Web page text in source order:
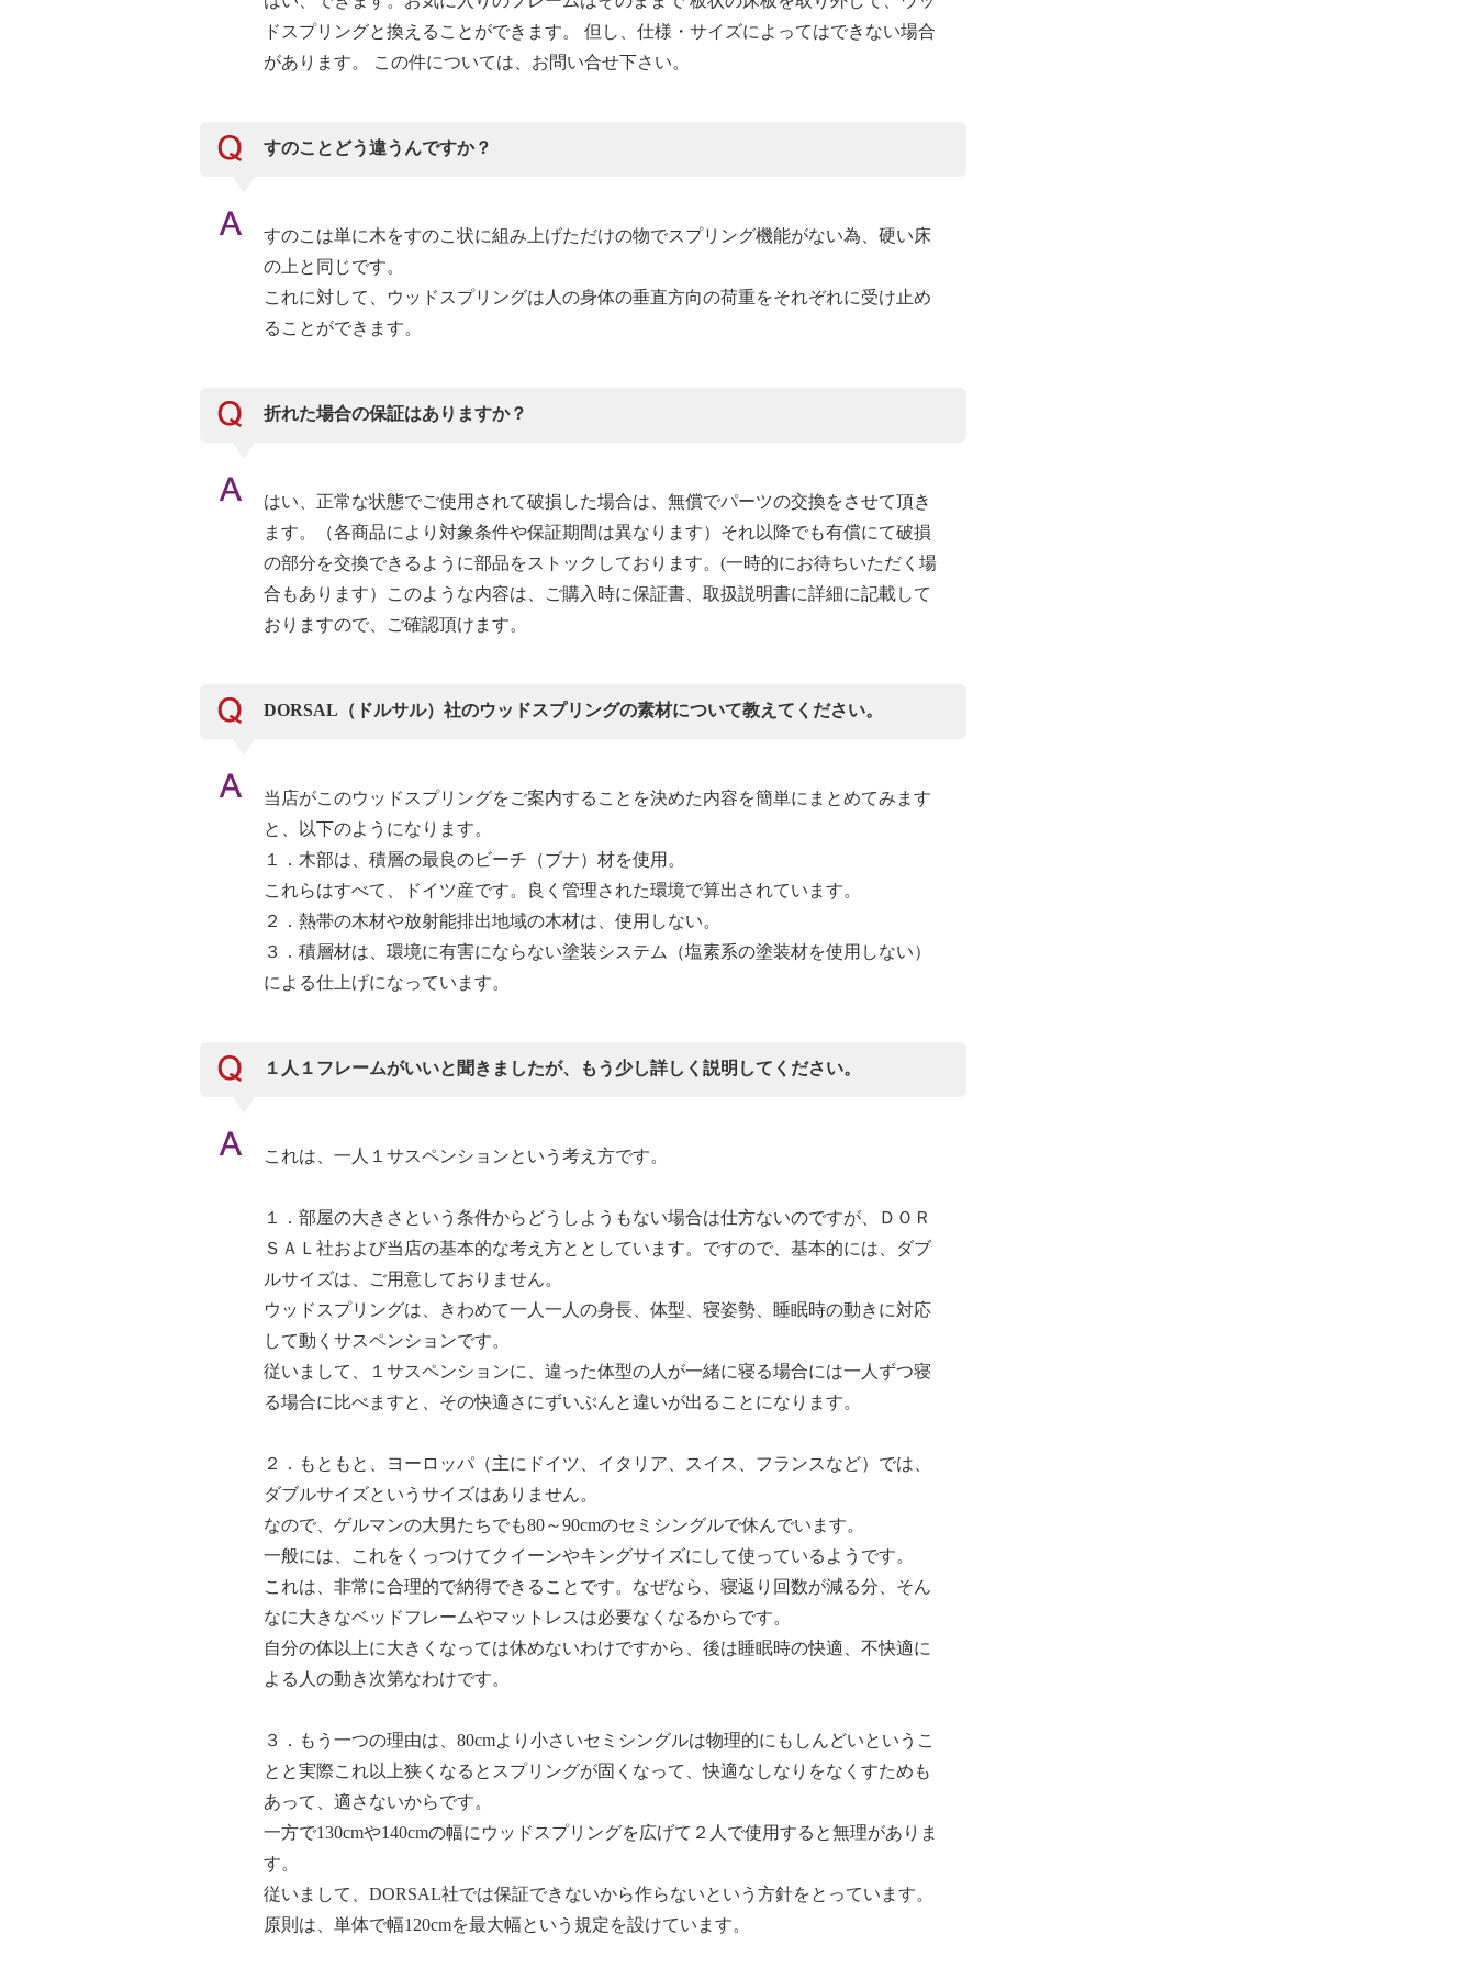
ドスプリングと換えることができます。 但し、仕様・サイズによってはできない場合
があります。 この件については、お問い合せ下さい。
すのことどう違うんですか？
すのこは単に木をすのこ状に組み上げただけの物でスプリング機能がない為、硬い床
の上と同じです。
これに対して、ウッドスプリングは人の身体の垂直方向の荷重をそれぞれに受け止め
ることができます。
折れた場合の保証はありますか？
はい、正常な状態でご使用されて破損した場合は、無償でパーツの交換をさせて頂き
ます。（各商品により対象条件や保証期間は異なります）それ以降でも有償にて破損
の部分を交換できるように部品をストックしております。(一時的にお待ちいただく場
合もあります）このような内容は、ご購入時に保証書、取扱説明書に詳細に記載して
おりますので、ご確認頂けます。
DORSAL（ドルサル）社のウッドスプリングの素材について教えてください。
当店がこのウッドスプリングをご案内することを決めた内容を簡単にまとめてみます
と、以下のようになります。
１．木部は、積層の最良のビーチ（ブナ）材を使用。
これらはすべて、ドイツ産です。良く管理された環境で算出されています。
２．熱帯の木材や放射能排出地域の木材は、使用しない。
３．積層材は、環境に有害にならない塗装システム（塩素系の塗装材を使用しない）
による仕上げになっています。
１人１フレームがいいと聞きましたが、もう少し詳しく説明してください。
これは、一人１サスペンションという考え方です。
１．部屋の大きさという条件からどうしようもない場合は仕方ないのですが、ＤＯＲ
ＳＡＬ社および当店の基本的な考え方ととしています。ですので、基本的には、ダブ
ルサイズは、ご用意しておりません。
ウッドスプリングは、きわめて一人一人の身長、体型、寝姿勢、睡眠時の動きに対応
して動くサスペンションです。
従いまして、１サスペンションに、違った体型の人が一緒に寝る場合には一人ずつ寝
る場合に比べますと、その快適さにずいぶんと違いが出ることになります。
２．もともと、ヨーロッパ（主にドイツ、イタリア、スイス、フランスなど）では、
ダブルサイズというサイズはありません。
なので、ゲルマンの大男たちでも80～90cmのセミシングルで休んでいます。
一般には、これをくっつけてクイーンやキングサイズにして使っているようです。
これは、非常に合理的で納得できることです。なぜなら、寝返り回数が減る分、そん
なに大きなベッドフレームやマットレスは必要なくなるからです。
自分の体以上に大きくなっては休めないわけですから、後は睡眠時の快適、不快適に
よる人の動き次第なわけです。
３．もう一つの理由は、80cmより小さいセミシングルは物理的にもしんどいというこ
とと実際これ以上狭くなるとスプリングが固くなって、快適なしなりをなくすためも
あって、適さないからです。
一方で130cmや140cmの幅にウッドスプリングを広げて２人で使用すると無理がありま
す。
従いまして、DORSAL社では保証できないから作らないという方針をとっています。
原則は、単体で幅120cmを最大幅という規定を設けています。